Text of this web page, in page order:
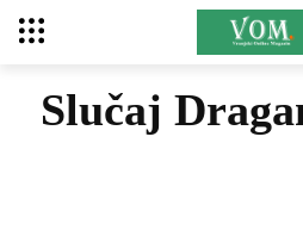
Slučaj